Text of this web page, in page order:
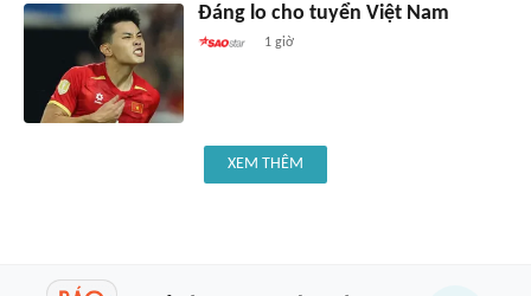
Đáng lo cho tuyển Việt Nam
1 giờ
XEM THÊM